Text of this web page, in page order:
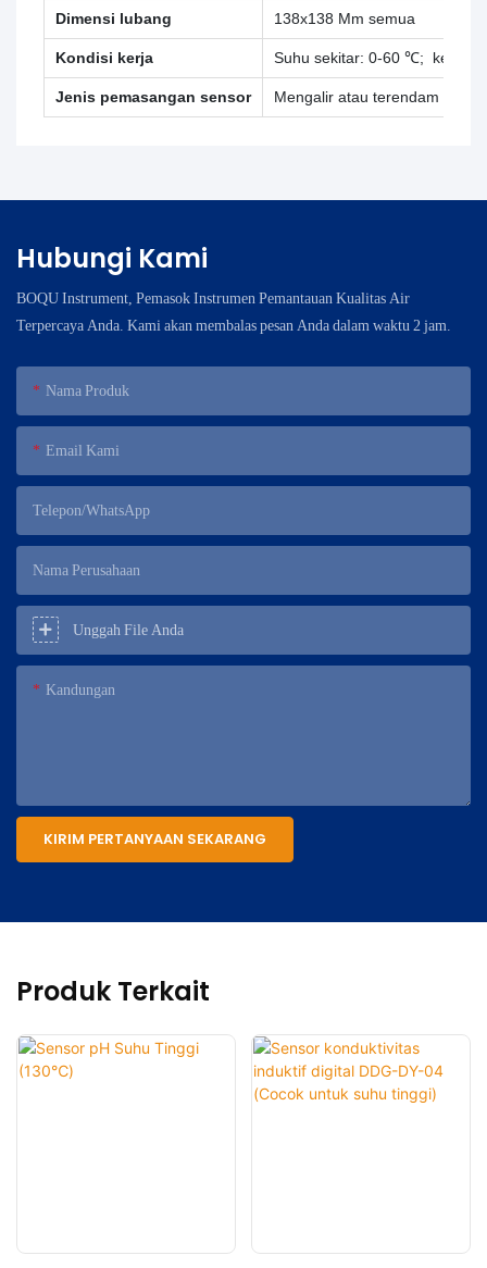
Dimensi lubang 138x138 Mm semua
Kondisi kerja Suhu sekitar: 0-60 ℃;
Jenis pemasangan sensor Mengalir atau terendam
Hubungi Kami
BOQU Instrument, Pemasok Instrumen Pemantauan Kualitas Air
Terpercaya Anda. Kami akan membalas pesan Anda dalam waktu 2 jam.
Nama Produk
Email Kami
Telepon/WhatsApp
Nama Perusahaan
Unggah File Anda
Kandungan
KIRIM PERTANYAAN SEKARANG
Produk Terkait